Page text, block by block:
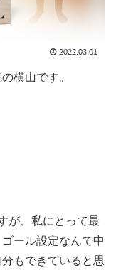
2022.03.01
横山です。
が、私にとって最
ール設定なんて中
もできていると思